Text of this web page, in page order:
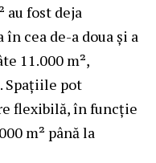
au fost deja
cea de-a doua și a
11.000 m²,
Spațiile pot
flexibilă, în funcție
m² până la